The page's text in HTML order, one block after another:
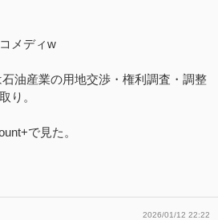
メディw
油産業の用地交渉・権利調査・調整
り。
で見た。
2026/01/12 22:22